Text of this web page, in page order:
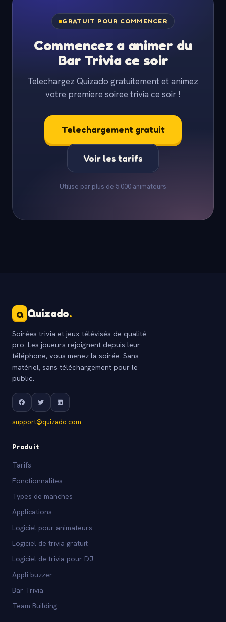
GRATUIT POUR COMMENCER
Commencez a animer du
Bar Trivia ce soir
Telechargez Quizado gratuitement et animez
votre premiere soiree trivia ce soir !
Telechargement gratuit
Voir les tarifs
Utilise par plus de 5 000 animateurs
Q Quizado.
Soirées trivia et jeux télévisés de qualité
pro. Les joueurs rejoignent depuis leur
téléphone, vous menez la soirée. Sans
matériel, sans téléchargement pour le
public.
support@quizado.com
Produit
Tarifs
Fonctionnalites
Types de manches
Applications
Logiciel pour animateurs
Logiciel de trivia gratuit
Logiciel de trivia pour DJ
Appli buzzer
Bar Trivia
Team Building